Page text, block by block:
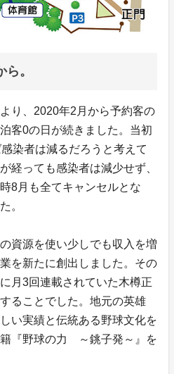
。
り、2020年2月から予約客の
客0の日が続きました。当初
染者は減るだろうと考えて
経っても感染者は減少せず、
8月も全てキャンセルとな
。
資源を使い少しでも収入を増
を新たに創出しました。その
月3回連載されていた木樽正
ることでした。地元の英雄
い実績と伝統ある野球文化を
『野球の力 ～銚子発～』を